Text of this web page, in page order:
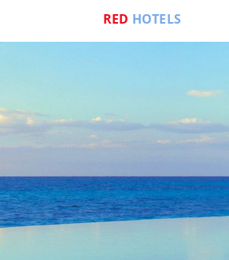
RED HOTELS